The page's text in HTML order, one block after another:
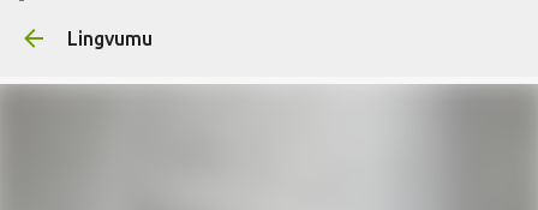
Lingvumu